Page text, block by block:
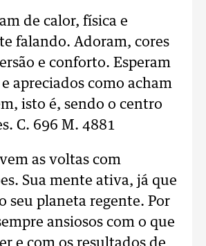
de calor, física e
falando. Adoram, cores
e conforto. Esperam
apreciados como acham
isto é, sendo o centro
C. 696 M. 4881
as voltas com
Sua mente ativa, já que
seu planeta regente. Por
ansiosos com o que
e com os resultados de